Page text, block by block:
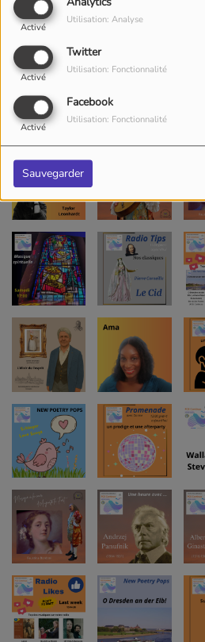
Activé
Utilisation: Analyse
Twitter
Activé
Utilisation: Fonctionnalité
Facebook
Activé
Utilisation: Fonctionnalité
Sauvegarder